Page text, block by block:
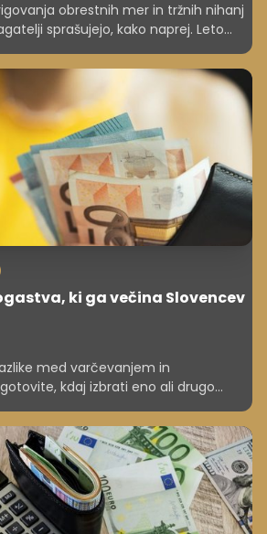
obrestnih mer in tržnih nihanj
sprašujejo, kako naprej. Leto
ugodnosti in večjo vlogo
Kako vlagati in kako se izogniti
zakaj kratkoročno špekuliranje
umetna inteligenca nadomesti
Odgovarja upravljavec osebnega
Vezovišek.
ki ga večina Slovencev
med varčevanjem in
kdaj izbrati eno ali drugo
svojih finančnih ciljev.